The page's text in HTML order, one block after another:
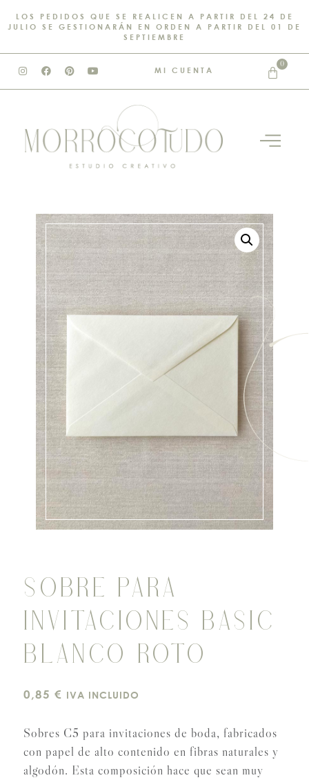
LOS PEDIDOS QUE SE REALICEN A PARTIR DEL 24 DE
JULIO SE GESTIONARÁN EN ORDEN A PARTIR DEL 01 DE
SEPTIEMBRE
MI CUENTA
0
SOBRE PARA
INVITACIONES BASIC
BLANCO ROTO
0,85€ IVA INCLUIDO
Sobres C5 para invitaciones de boda, fabricados
con papel de alto contenido en fibras naturales y
algodón. Esta composición hace que sean muy